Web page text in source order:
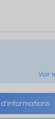
Voir
d'informations